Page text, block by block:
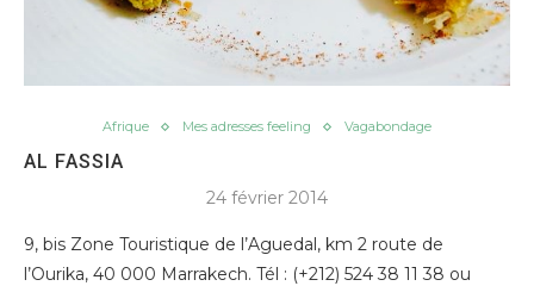
Afrique Mes adresses feeling Vagabondage
AL FASSIA
24 février 2014
9, bis Zone Touristique de l’Aguedal, km 2 route de
l’Ourika, 40 000 Marrakech. Tél : (+212) 524 38 11 38 ou